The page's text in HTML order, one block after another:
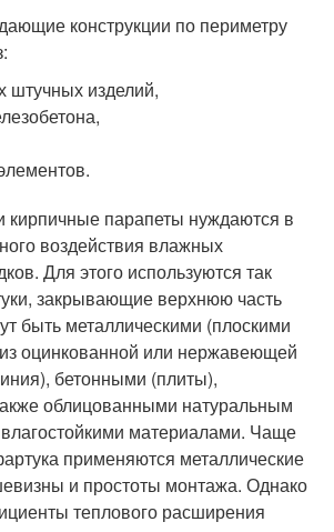
конструкции по периметру
штучных изделий,
парапеты нуждаются в
воздействия влажных
Для этого используются так
закрывающие верхнюю часть
быть металлическими (плоскими
оцинкованной или нержавеющей
бетонными (плиты),
облицованными натуральным
материалами. Чаще
применяются металлические
и простоты монтажа. Однако
теплового расширения